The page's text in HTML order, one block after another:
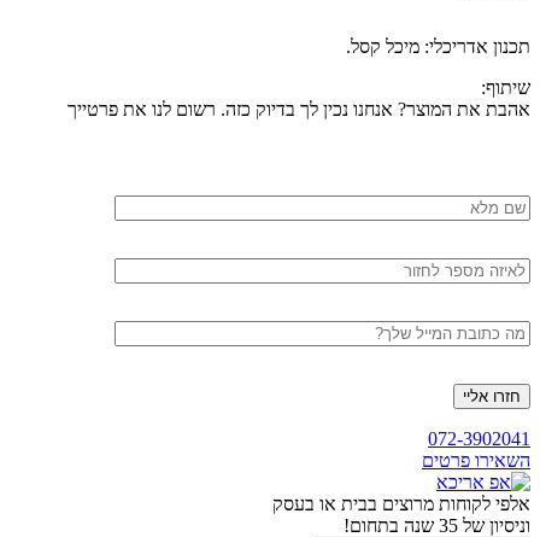
תכנון אדריכלי: מיכל קסל.
שיתוף:
אהבת את המוצר? אנחנו נכין לך בדיוק כזה. רשום לנו את פרטייך
שם
מלא
טלפון
דוא"ל
חזרה
לראש
העמוד
072-3902041
השאירו פרטים
אלפי לקוחות מרוצים בבית או בעסק
וניסיון של 35 שנה בתחום!